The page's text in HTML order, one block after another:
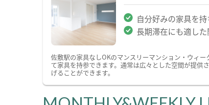
自分好みの家具を
長期滞在にも適し
佐敷駅の家具なしOKのマンスリーマンション・ウィ
て家具を持参できます。通常は広々とした空間が提供
げることができます。